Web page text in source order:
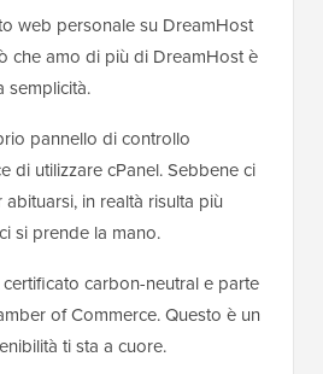
web personale su DreamHost
che amo di più di DreamHost è
semplicità.
pannello di controllo
di utilizzare cPanel. Sebbene ci
in realtà risulta più
si prende la mano.
carbon-neutral e parte
of Commerce. Questo è un
ti sta a cuore.